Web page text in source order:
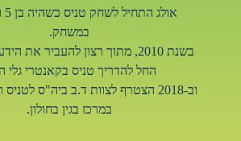
במשחק.
בשנת 2010, מתוך רצון להעביר את
החל להדריך טניס בקאנטרי גלי
וב-2018 הצטרף לצוות ד.ב ביה"ס
במרכז בגין בחולון.